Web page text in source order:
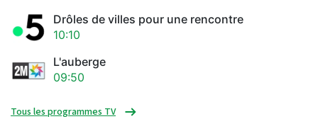
Drôles de villes pour une rencontre
10:10
L'auberge
09:50
Tous les programmes TV